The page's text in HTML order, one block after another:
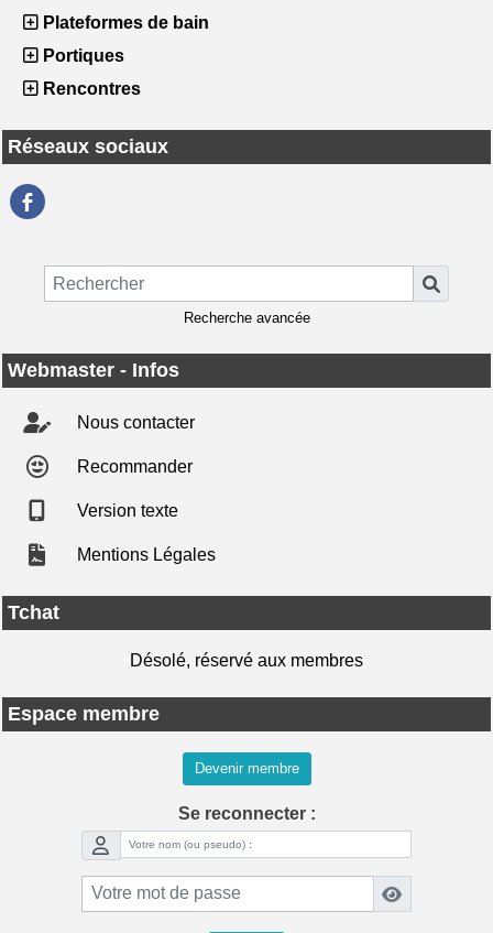
Plateformes de bain
Portiques
Rencontres
Réseaux sociaux
Recherche avancée
Webmaster - Infos
Nous contacter
Recommander
Version texte
Mentions Légales
Tchat
Désolé, réservé aux membres
Espace membre
Devenir membre
Se reconnecter :